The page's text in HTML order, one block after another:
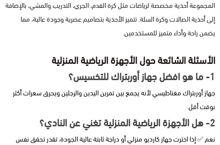
المجموعة أحذية مخصصة لرياضات مثل كرة القدم، الجري، التدريب والمشي، بالإضافة
إلى أحذية الصالات وكرة السلة. تتميز الأحذية بتصاميم عصرية وجودة عالية، مما
يضمن راحة وأداء متميز للمستخدمين.
الأسئلة الشائعة حول الأجهزة الرياضية المنزلية
1- ما هو افضل جهاز أوربتراك للتخسيس؟
جهاز أوربتراك مغناطيسي لأنه يجمع بين تمرين اليدين والرجلين ويحرق سعرات أكثر
بوقت أقل.
2- هل الأجهزة الرياضية المنزلية تغني عن النادي؟
نعم ✅ إذا اخترت جهاز كارديو منزلي أو دراجة ثابتة عالية الجودة، تقدر تحقق نفس